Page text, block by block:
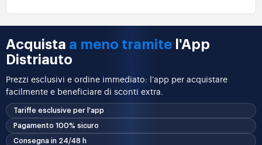
Acquista a meno tramite l'App
Distriauto
Prezzi esclusivi e ordine immediato: l’app per acquistare
facilmente e beneficiare di sconti extra.
Tariffe esclusive per l'app
Pagamento 100% sicuro
Consegna in 24/48 h